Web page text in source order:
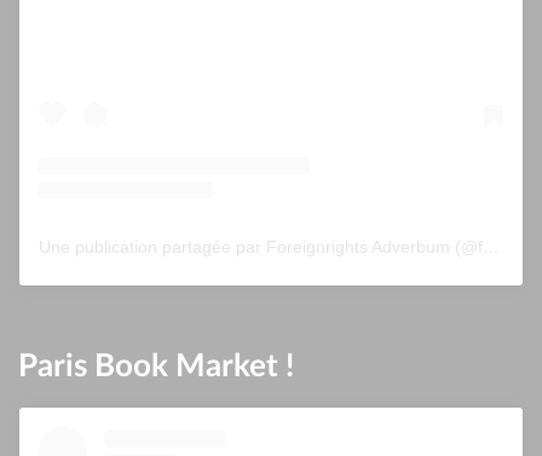
Paris Book Market !